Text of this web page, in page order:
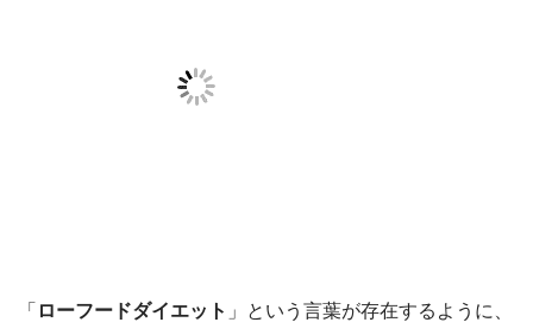
「 ローフードダイエット 」という言葉が存在するように、